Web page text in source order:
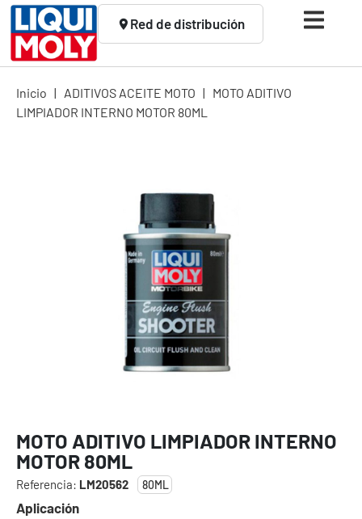
Red de distribución
Inicio | ADITIVOS ACEITE MOTO | MOTO ADITIVO
LIMPIADOR INTERNO MOTOR 80ML
MOTO ADITIVO LIMPIADOR INTERNO
MOTOR 80ML
Referencia: LM20562 80ML
Aplicación